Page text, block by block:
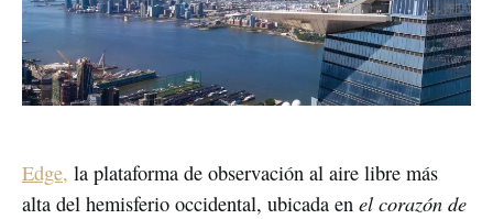
Edge, la plataforma de observación al aire libre más
alta del hemisferio occidental, ubicada en el corazón de